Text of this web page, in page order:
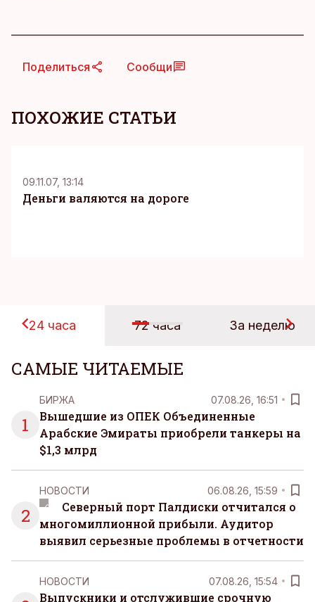
Поделиться Сообщи
ПОХОЖИЕ СТАТЬИ
09.11.07, 13:14
Деньги валяются на дороге
24 часа 72 часа За неделю
САМЫЕ ЧИТАЕМЫЕ
1
БИРЖА 07.08.26, 16:51
Вышедшие из ОПЕК Объединенные
Арабские Эмираты приобрели танкеры на
$1,3 млрд
2
НОВОСТИ 06.08.26, 15:59
Северный порт Палдиски отчитался о
многомиллионной прибыли. Аудитор
выявил серьезные проблемы в отчетности
НОВОСТИ 07.08.26, 15:54
Выпускники и отслужившие срочную